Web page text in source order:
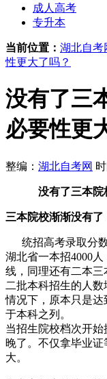
成人高考
专升本
当前位置： 湖北自考
性更大了吗？
没有了三
必要性更
整编： 湖北自考网
没有了三本院
三本院校渐渐没有了
统招高考录取分数
湖北省一本招4000
线，同理还有二本
二批本科招生的人
情况下，原本只是
于本科之列。
当招生院校档次开
晚了。不仅拿毕业
大。